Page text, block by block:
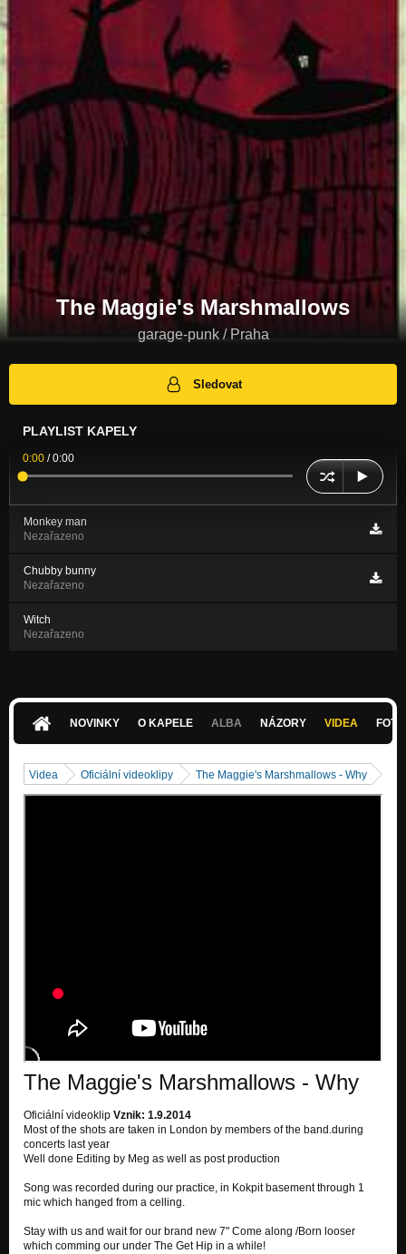
The Maggie's Marshmallows
garage-punk / Praha
Sledovat
PLAYLIST KAPELY
0:00 /0:00
Monkey man
Nezařazeno
Chubby bunny
Nezařazeno
Witch
Nezařazeno
NOVINKY O KAPELE ALBA NÁZORY VIDEA
Videa Oficiální videoklipy The Maggie's Marshmallows - Why
The Maggie's Marshmallows - Why
Oficiální videoklip Vznik: 1.9.2014
Most of the shots are taken in London by members of the band.during
concerts last year
Well done Editing by Meg as well as post production
Song was recorded during our practice, in Kokpit basement through 1
mic which hanged from a celling.
Stay with us and wait for our brand new 7" Come along /Born looser
which comming our under The Get Hip in a while!